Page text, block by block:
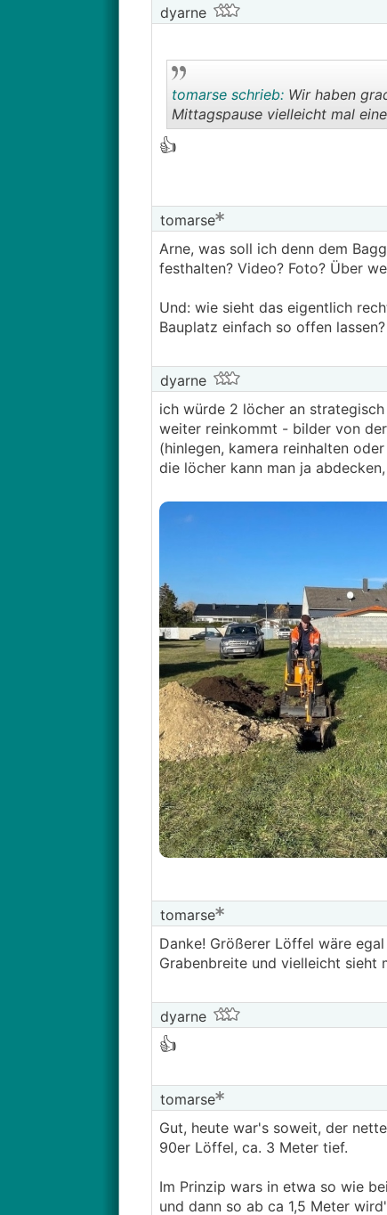
dyarne
tomarse schrieb:Wir haben
Mittagspause vielleicht mal
👍
tomarse
Arne, was soll ich denn dem
festhalten? Video? Foto? Über
Und: wie sieht das eigentlich
Bauplatz einfach so offen lassen?
dyarne
ich würde 2 löcher an
weiter reinkommt - bilder von
(hinlegen, kamera reinhalten
die löcher kann man ja
tomarse
Danke! Größerer Löffel wäre
Grabenbreite und vielleicht sieht
dyarne
👍
tomarse
Gut, heute war's soweit, der
90er Löffel, ca. 3 Meter tief.
Im Prinzip wars in etwa so wie
und dann so ab ca 1,5 Meter